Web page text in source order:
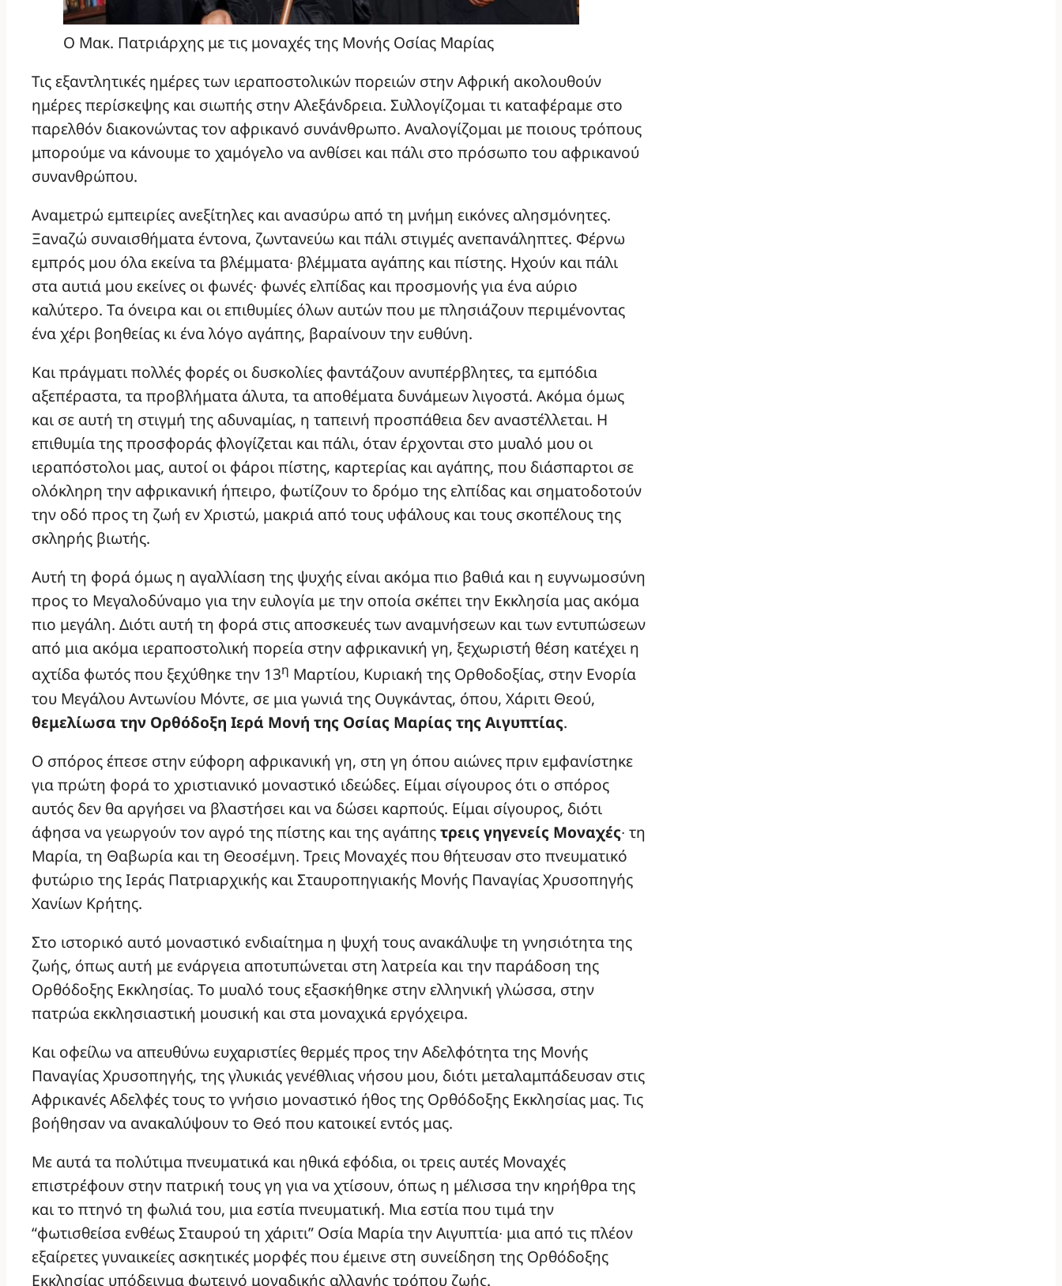
Ο Μακ. Πατριάρχης με τις μοναχές της Μονής Οσίας Μαρίας
Τις εξαντλητικές ημέρες των ιεραποστολικών πορειών στην Αφρική ακολουθούν
ημέρες περίσκεψης και σιωπής στην Αλεξάνδρεια. Συλλογίζομαι τι καταφέραμε στο
παρελθόν διακονώντας τον αφρικανό συνάνθρωπο. Αναλογίζομαι με ποιους τρόπους
μπορούμε να κάνουμε το χαμόγελο να ανθίσει και πάλι στο πρόσωπο του αφρικανού
συνανθρώπου.
Αναμετρώ εμπειρίες ανεξίτηλες και ανασύρω από τη μνήμη εικόνες αλησμόνητες.
Ξαναζώ συναισθήματα έντονα, ζωντανεύω και πάλι στιγμές ανεπανάληπτες. Φέρνω
εμπρός μου όλα εκείνα τα βλέμματα∙ βλέμματα αγάπης και πίστης. Ηχούν και πάλι
στα αυτιά μου εκείνες οι φωνές∙ φωνές ελπίδας και προσμονής για ένα αύριο
καλύτερο. Τα όνειρα και οι επιθυμίες όλων αυτών που με πλησιάζουν περιμένοντας
ένα χέρι βοηθείας κι ένα λόγο αγάπης, βαραίνουν την ευθύνη.
Και πράγματι πολλές φορές οι δυσκολίες φαντάζουν ανυπέρβλητες, τα εμπόδια
αξεπέραστα, τα προβλήματα άλυτα, τα αποθέματα δυνάμεων λιγοστά. Ακόμα όμως
και σε αυτή τη στιγμή της αδυναμίας, η ταπεινή προσπάθεια δεν αναστέλλεται. Η
επιθυμία της προσφοράς φλογίζεται και πάλι, όταν έρχονται στο μυαλό μου οι
ιεραπόστολοι μας, αυτοί οι φάροι πίστης, καρτερίας και αγάπης, που διάσπαρτοι σε
ολόκληρη την αφρικανική ήπειρο, φωτίζουν το δρόμο της ελπίδας και σηματοδοτούν
την οδό προς τη ζωή εν Χριστώ, μακριά από τους υφάλους και τους σκοπέλους της
σκληρής βιωτής.
Αυτή τη φορά όμως η αγαλλίαση της ψυχής είναι ακόμα πιο βαθιά και η ευγνωμοσύνη
προς το Μεγαλοδύναμο για την ευλογία με την οποία σκέπει την Εκκλησία μας ακόμα
πιο μεγάλη. Διότι αυτή τη φορά στις αποσκευές των αναμνήσεων και των εντυπώσεων
από μια ακόμα ιεραποστολική πορεία στην αφρικανική γη, ξεχωριστή θέση κατέχει η
αχτίδα φωτός που ξεχύθηκε την 13η Μαρτίου, Κυριακή της Ορθοδοξίας, στην Ενορία
του Μεγάλου Αντωνίου Μόντε, σε μια γωνιά της Ουγκάντας, όπου, Χάριτι Θεού,
θεμελίωσα την Ορθόδοξη Ιερά Μονή της Οσίας Μαρίας της Αιγυπτίας.
Ο σπόρος έπεσε στην εύφορη αφρικανική γη, στη γη όπου αιώνες πριν εμφανίστηκε
για πρώτη φορά το χριστιανικό μοναστικό ιδεώδες. Είμαι σίγουρος ότι ο σπόρος
αυτός δεν θα αργήσει να βλαστήσει και να δώσει καρπούς. Είμαι σίγουρος, διότι
άφησα να γεωργούν τον αγρό της πίστης και της αγάπηςτρεις γηγενείς Μοναχές∙ τη
Μαρία, τη Θαβωρία και τη Θεοσέμνη. Τρεις Μοναχές που θήτευσαν στο πνευματικό
φυτώριο της Ιεράς Πατριαρχικής και Σταυροπηγιακής Μονής Παναγίας Χρυσοπηγής
Χανίων Κρήτης.
Στο ιστορικό αυτό μοναστικό ενδιαίτημα η ψυχή τους ανακάλυψε τη γνησιότητα της
ζωής, όπως αυτή με ενάργεια αποτυπώνεται στη λατρεία και την παράδοση της
Ορθόδοξης Εκκλησίας. Το μυαλό τους εξασκήθηκε στην ελληνική γλώσσα, στην
πατρώα εκκλησιαστική μουσική και στα μοναχικά εργόχειρα.
Και οφείλω να απευθύνω ευχαριστίες θερμές προς την Αδελφότητα της Μονής
Παναγίας Χρυσοπηγής, της γλυκιάς γενέθλιας νήσου μου, διότι μεταλαμπάδευσαν στις
Αφρικανές Αδελφές τους το γνήσιο μοναστικό ήθος της Ορθόδοξης Εκκλησίας μας. Τις
βοήθησαν να ανακαλύψουν το Θεό που κατοικεί εντός μας.
Με αυτά τα πολύτιμα πνευματικά και ηθικά εφόδια, οι τρεις αυτές Μοναχές
επιστρέφουν στην πατρική τους γη για να χτίσουν, όπως η μέλισσα την κηρήθρα της
και το πτηνό τη φωλιά του, μια εστία πνευματική. Μια εστία που τιμά την
“φωτισθείσα ενθέως Σταυρού τη χάριτι” Οσία Μαρία την Αιγυπτία∙ μια από τις πλέον
εξαίρετες γυναικείες ασκητικές μορφές που έμεινε στη συνείδηση της Ορθόδοξης
Εκκλησίας υπόδειγμα φωτεινό μοναδικής αλλαγής τρόπου ζωής.